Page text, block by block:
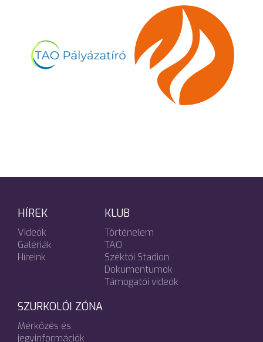
HÍREK
Videók
Galériák
Híreink
KLUB
Történelem
TAO
Széktói Stadion
Dokumentumok
Támogatói videók
SZURKOLÓI ZÓNA
Mérkőzés és
jegyinformációk